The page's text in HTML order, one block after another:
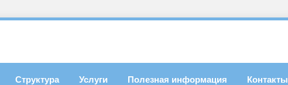
Структура Услуги Полезная информация Контакты